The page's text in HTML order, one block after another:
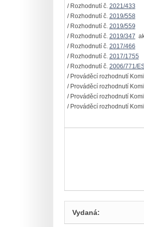
/ Rozhodnutí č. 2021/433
/ Rozhodnutí č. 2019/558
/ Rozhodnutí č. 2019/559
/ Rozhodnutí č. 2019/347
/ Rozhodnutí č. 2017/466
/ Rozhodnutí č. 2017/1755
/ Rozhodnutí č. 2006/771/
/ Prováděcí rozhodnutí
/ Prováděcí rozhodnutí
/ Prováděcí rozhodnutí
/ Prováděcí rozhodnutí
Vydaná: